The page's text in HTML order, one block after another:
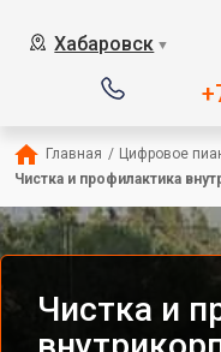
Хабаровск ▼
Главная / Цифровое
Чистка и профилактика
Чистка и